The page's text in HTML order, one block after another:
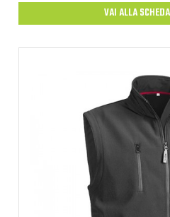
VAI ALLA